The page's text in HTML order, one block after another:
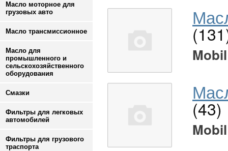
Масло моторное для
грузовых авто
Масло трансмиссионное
Масло для
промышленного и
сельскохозяйственного
оборудования
Смазки
Фильтры для легковых
автомобилей
Фильтры для грузового
траспорта
Mobil
(43)
Mobil